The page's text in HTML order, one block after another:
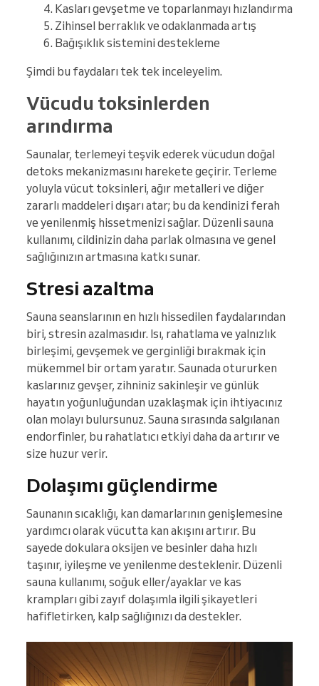
Kasları gevşetme ve toparlanmayı hızlandırma
Zihinsel berraklık ve odaklanmada artış
Bağışıklık sistemini destekleme
Şimdi bu faydaları tek tek inceleyelim.
Vücudu toksinlerden
arındırma
Saunalar, terlemeyi teşvik ederek vücudun doğal
detoks mekanizmasını harekete geçirir. Terleme
yoluyla vücut toksinleri, ağır metalleri ve diğer
zararlı maddeleri dışarı atar; bu da kendinizi ferah
ve yenilenmiş hissetmenizi sağlar. Düzenli sauna
kullanımı, cildinizin daha parlak olmasına ve genel
sağlığınızın artmasına katkı sunar.
Stresi azaltma
Sauna seanslarının en hızlı hissedilen faydalarından
biri, stresin azalmasıdır. Isı, rahatlama ve yalnızlık
birleşimi, gevşemek ve gerginliği bırakmak için
mükemmel bir ortam yaratır. Saunada otururken
kaslarınız gevşer, zihniniz sakinleşir ve günlük
hayatın yoğunluğundan uzaklaşmak için ihtiyacınız
olan molayı bulursunuz. Sauna sırasında salgılanan
endorfinler, bu rahatlatıcı etkiyi daha da artırır ve
size huzur verir.
Dolaşımı güçlendirme
Saunanın sıcaklığı, kan damarlarının genişlemesine
yardımcı olarak vücutta kan akışını artırır. Bu
sayede dokulara oksijen ve besinler daha hızlı
taşınır, iyileşme ve yenilenme desteklenir. Düzenli
sauna kullanımı, soğuk eller/ayaklar ve kas
krampları gibi zayıf dolaşımla ilgili şikayetleri
hafifletirken, kalp sağlığınızı da destekler.